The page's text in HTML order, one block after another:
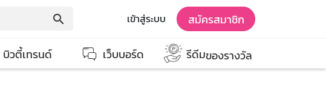
search เข้าสู่ระบบ สมัครสมาชิก
บิวตี้เทรนด์ เว็บบอร์ด รีดีมของรางวัล